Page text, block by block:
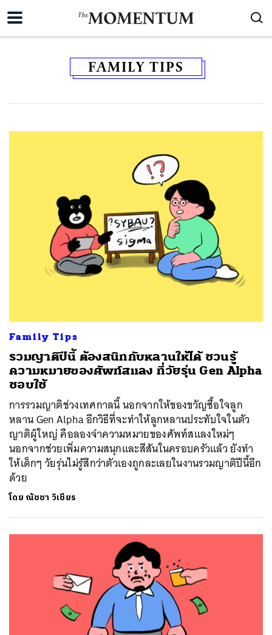
FAMILY TIPS
Family Tips
รวมญาติปีนี้ ต้องสนิทกับหลานให้ได้ ชวนรู้
ความหมายของศัพท์สแลง ที่วัยรุ่น Gen Alpha
ชอบใช้
การรวมญาติช่วงเทศกาลนี้ นอกจากให้ของขวัญซื้อใจลูก
หลาน Gen Alpha อีกวิธีที่จะทำให้ลูกหลานประทับใจในตัว
ญาติผู้ใหญ่ คือลองจำความหมายของศัพท์สแลงใหม่ๆ
นอกจากช่วยเพิ่มความสนุกและสีสันในครอบครัวแล้ว ยังทำ
ให้เด็กๆ วัยรุ่นไม่รู้สึกว่าตัวเองถูกละเลยในงานรวมญาติปีนี้อีก
ด้วย
โดย ณัชชา วิเชียร